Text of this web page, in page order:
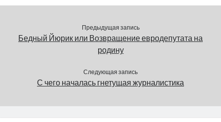
Предыдущая запись
Бедный Йюрик или Возвращение евродепутата на
родину
Следующая запись
С чего началась гнетущая журналистика